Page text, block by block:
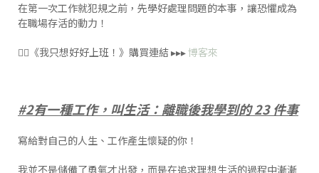
在第一次工作就犯規之前，先學好處理問題的本事，讓恐懼成為
在職場存活的動力！
👉🏻《我只想好好上班！》購買連結 ▸▸▸博客來
#2有一種工作，叫生活：離職後我學到的 23 件事
寫給對自己的人生、工作產生懷疑的你！
我並不是儲備了勇氣才出發，而是在追求理想生活的過程中漸漸